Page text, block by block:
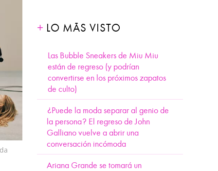
LO MÁS VISTO
Las Bubble Sneakers de Miu Miu
están de regreso (y podrían
convertirse en los próximos zapatos
de culto)
¿Puede la moda separar al genio de
la persona? El regreso de John
Galliano vuelve a abrir una
conversación incómoda
Ariana Grande se tomará un